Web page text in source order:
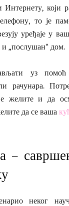
Интернету, који
то је
уређаје у
и „послушан“ дом.
уз помоћ
рачунара.
желите и да
да се ваша
–
неког